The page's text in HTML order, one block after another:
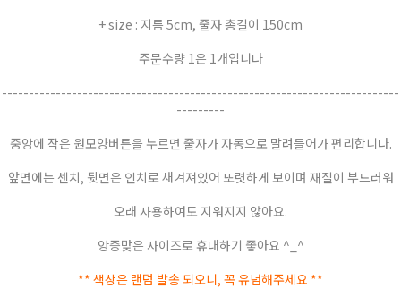
+ size : 지름 5cm, 줄자 총길이 150cm
주문수량 1은 1개입니다
--------------------------------------------------------------------------
---------
중앙에 작은 원모양버튼을 누르면 줄자가 자동으로 말려들어가 편리합니다.
앞면에는 센치, 뒷면은 인치로 새겨져있어 또렷하게 보이며 재질이 부드러워
오래 사용하여도 지워지지 않아요.
앙증맞은 사이즈로 휴대하기 좋아요 ^_^
** 색상은 랜덤 발송 되오니, 꼭 유념해주세요 **